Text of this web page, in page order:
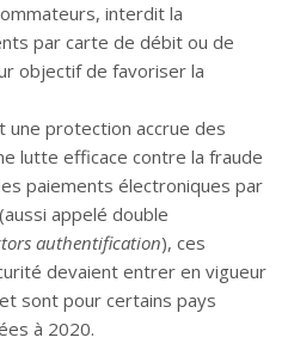
interdit la
par carte de débit ou de
objectif de favoriser la
une protection accrue des
lutte efficace contre la fraude
paiements électroniques par
appelé double
authentification), ces
devaient entrer en vigueur
sont pour certains pays
à 2020.